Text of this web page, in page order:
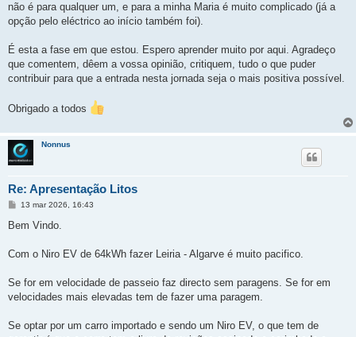
não é para qualquer um, e para a minha Maria é muito complicado (já a
opção pelo eléctrico ao início também foi).
É esta a fase em que estou. Espero aprender muito por aqui. Agradeço
que comentem, dêem a vossa opinião, critiquem, tudo o que puder
contribuir para que a entrada nesta jornada seja o mais positiva possível.
Obrigado a todos
Nonnus
Re: Apresentação Litos
M
n
g
13 mar 2026, 16:43
Bem Vindo.
Com o Niro EV de 64kWh fazer Leiria - Algarve é muito pacifico.
Se for em velocidade de passeio faz directo sem paragens. Se for em
velocidades mais elevadas tem de fazer uma paragem.
Se optar por um carro importado e sendo um Niro EV, o que tem de